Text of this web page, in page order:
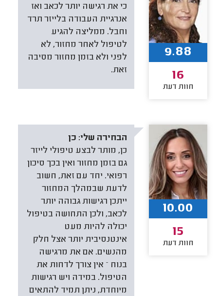
כי את רגישה יותר לכאב ואז
אנרגיית העבודה בלייזר תרד
וחבל. ממליצה להגיע
לטיפול לאחר מחזור, לא
לפני ולא בזמן מחזור מסיבה
זאת.
9.88
16
חוות דעת
הבחירה שלי: כן
כן, מותר לבצע טיפולי לייזר
גם בזמן מחזור ואין בכך סיכון
רפואי. יחד עם זאת, חשוב
לדעת שבמהלך המחזור
ייתכן רגישות גבוהה יותר
לכאב, ולכן התחושה בטיפול
יכולה להיות מעט
אינטנסיבית יותר אצל חלק
מהנשים. אם את מרגישה
בנוח – אין צורך לדחות את
הטיפול. במידה ויש רגישות
מיוחדת, ניתן תמיד להתאים
10.00
15
חוות דעת